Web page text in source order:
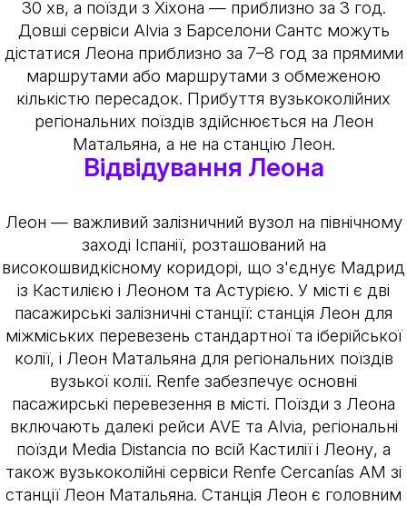
30 хв, а поїзди з Хіхона — приблизно за 3 год.
Довші сервіси Alvia з Барселони Сантс можуть
дістатися Леона приблизно за 7–8 год за прямими
маршрутами або маршрутами з обмеженою
кількістю пересадок. Прибуття вузькоколійних
регіональних поїздів здійснюється на Леон
Матальяна, а не на станцію Леон.
Відвідування Леона
Леон — важливий залізничний вузол на північному
заході Іспанії, розташований на
високошвидкісному коридорі, що з'єднує Мадрид
із Кастилією і Леоном та Астурією. У місті є дві
пасажирські залізничні станції: станція Леон для
міжміських перевезень стандартної та іберійської
колії, і Леон Матальяна для регіональних поїздів
вузької колії. Renfe забезпечує основні
пасажирські перевезення в місті. Поїзди з Леона
включають далекі рейси AVE та Alvia, регіональні
поїзди Media Distancia по всій Кастилії і Леону, а
також вузькоколійні сервіси Renfe Cercanías AM зі
станції Леон Матальяна. Станція Леон є головним